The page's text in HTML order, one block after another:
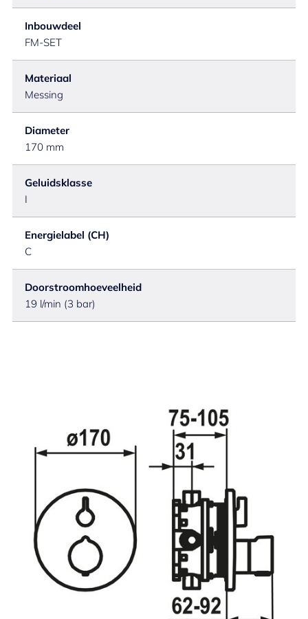
Inbouwdeel
FM-SET
Materiaal
Messing
Diameter
170 mm
Geluidsklasse
I
Energielabel (CH)
C
Doorstroomhoeveelheid
19 l/min (3 bar)